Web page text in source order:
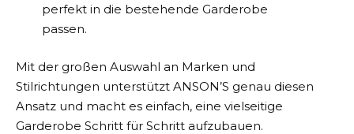
perfekt in die bestehende Garderobe
passen.
Mit der großen Auswahl an Marken und
Stilrichtungen unterstützt ANSON’S genau diesen
Ansatz und macht es einfach, eine vielseitige
Garderobe Schritt für Schritt aufzubauen.